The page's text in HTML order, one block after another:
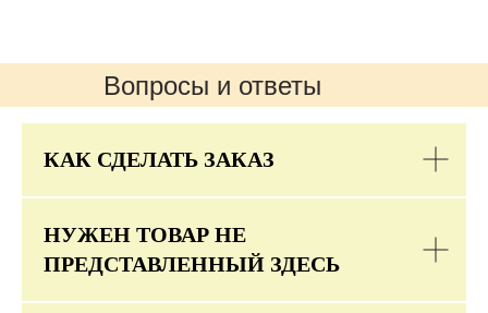
Вопросы и ответы
КАК СДЕЛАТЬ ЗАКАЗ
НУЖЕН ТОВАР НЕ
ПРЕДСТАВЛЕННЫЙ ЗДЕСЬ